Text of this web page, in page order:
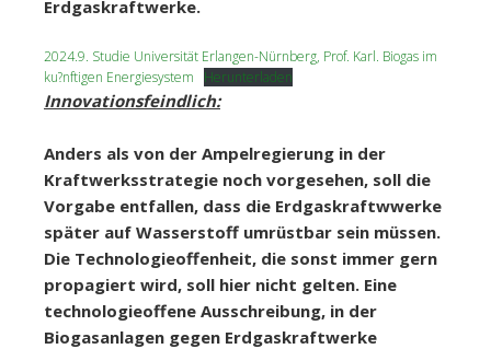
Erdgaskraftwerke.
2024.9. Studie Universität Erlangen-Nürnberg, Prof. Karl. Biogas im
ku?nftigen Energiesystem
Herunterladen
Innovationsfeindlich:
Anders als von der Ampelregierung in der
Kraftwerksstrategie noch vorgesehen, soll die
Vorgabe entfallen, dass die Erdgaskraftwwerke
später auf Wasserstoff umrüstbar sein müssen.
Die Technologieoffenheit, die sonst immer gern
propagiert wird, soll hier nicht gelten. Eine
technologieoffene Ausschreibung, in der
Biogasanlagen gegen Erdgaskraftwerke